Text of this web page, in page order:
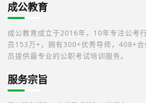
成公教育
成公教育成立于2016年，10年专注公考
员153万+，拥有300+优秀导师，408+
员提供最专业的公职考试培训服务。
服务宗旨